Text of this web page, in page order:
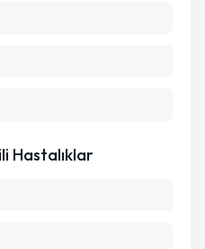
Hastalıklar